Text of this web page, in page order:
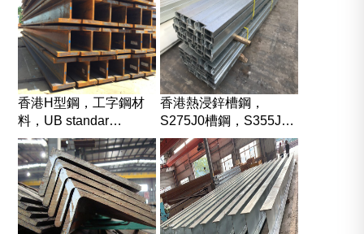
香港H型鋼，工字鋼材
料，UB standar…
香港熱浸鋅槽鋼，
S275J0槽鋼，S355J…